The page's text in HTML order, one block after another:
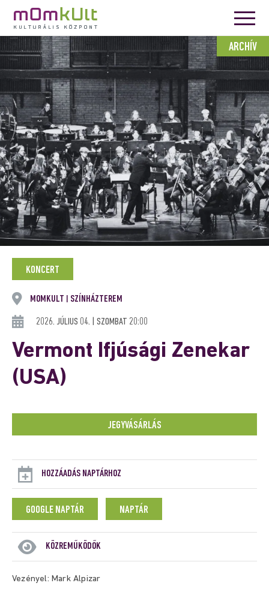
ARCHÍV
KONCERT
MOMKULT SZÍNHÁZTEREM
2026. JÚLIUS 04. | SZOMBAT 20:00
Vermont Ifjúsági Zenekar
(USA)
JEGYVÁSÁRLÁS
HOZZÁADÁS NAPTÁRHOZ
GOOGLE NAPTÁR NAPTÁR
KÖZREMŰKÖDŐK
Vezényel: Mark Alpizar